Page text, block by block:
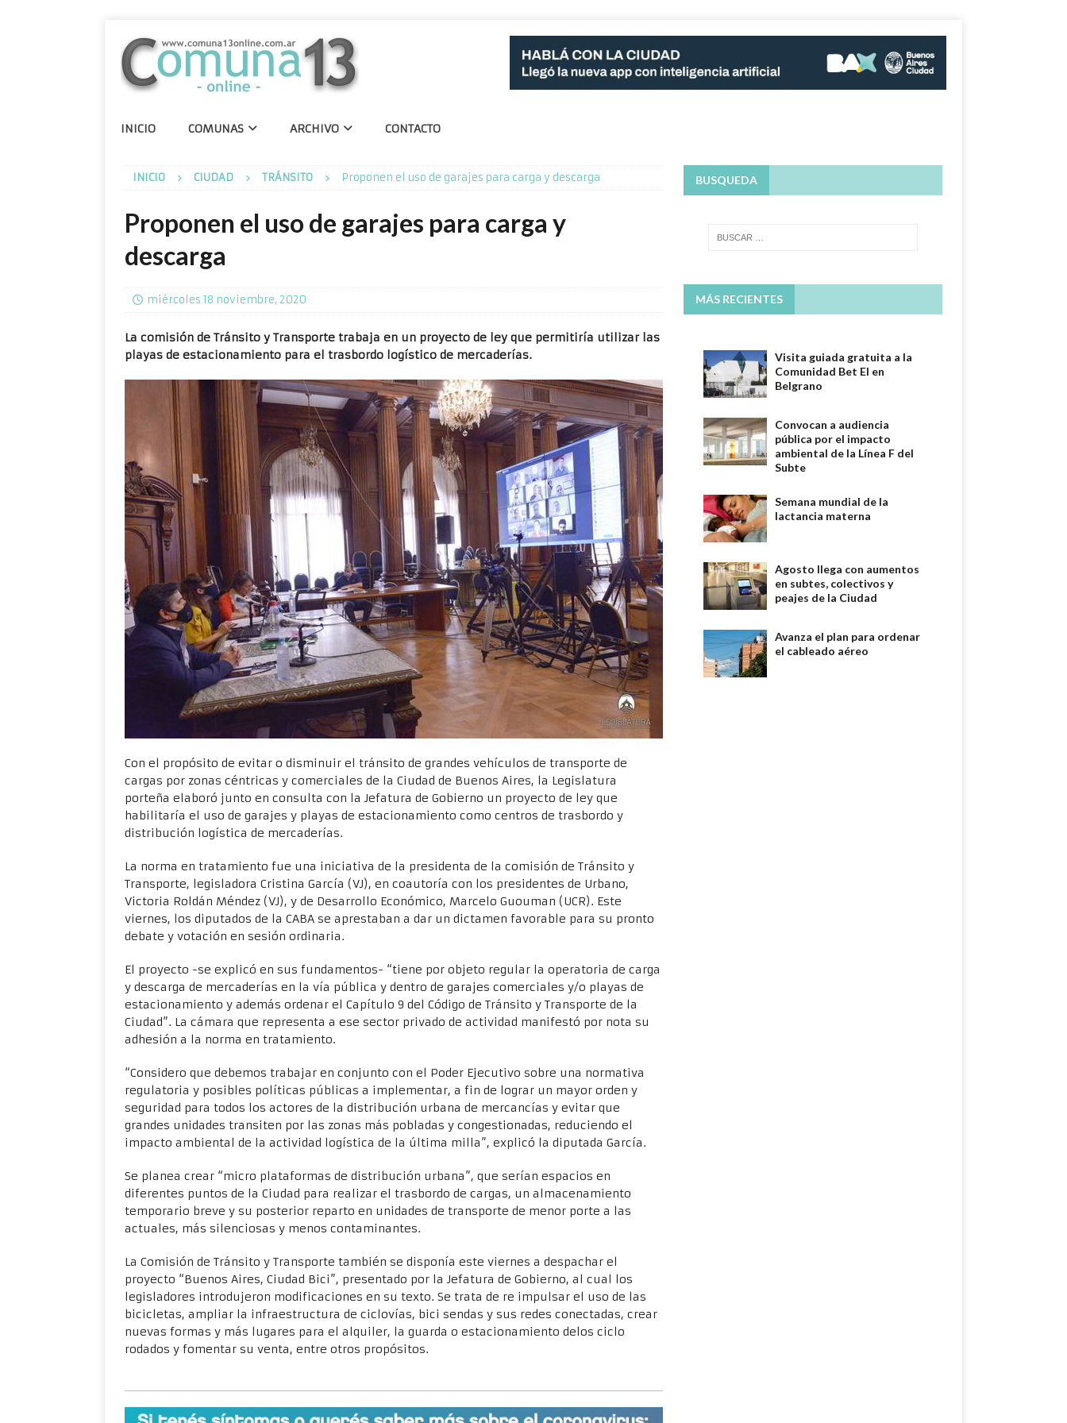
INICIO COMUNAS ARCHIVO CONTACTO
INICIO CIUDAD TRÁNSITO Proponen el uso de garajes para carga y descarga
Proponen el uso de garajes para carga y
descarga
miércoles 18 noviembre, 2020
La comisión de Tránsito y Transporte trabaja en un proyecto de ley que permitiría utilizar las
playas de estacionamiento para el trasbordo logístico de mercaderías.
Con el propósito de evitar o disminuir el tránsito de grandes vehículos de transporte de
cargas por zonas céntricas y comerciales de la Ciudad de Buenos Aires, la Legislatura
porteña elaboró junto en consulta con la Jefatura de Gobierno un proyecto de ley que
habilitaría el uso de garajes y playas de estacionamiento como centros de trasbordo y
distribución logística de mercaderías.
La norma en tratamiento fue una iniciativa de la presidenta de la comisión de Tránsito y
Transporte, legisladora Cristina García (VJ), en coautoría con los presidentes de Urbano,
Victoria Roldán Méndez (VJ), y de Desarrollo Económico, Marcelo Guouman (UCR). Este
viernes, los diputados de la CABA se aprestaban a dar un dictamen favorable para su pronto
debate y votación en sesión ordinaria.
El proyecto -se explicó en sus fundamentos- “tiene por objeto regular la operatoria de carga
y descarga de mercaderías en la vía pública y dentro de garajes comerciales y/o playas de
estacionamiento y además ordenar el Capítulo 9 del Código de Tránsito y Transporte de la
Ciudad”. La cámara que representa a ese sector privado de actividad manifestó por nota su
adhesión a la norma en tratamiento.
“Considero que debemos trabajar en conjunto con el Poder Ejecutivo sobre una normativa
regulatoria y posibles políticas públicas a implementar, a fin de lograr un mayor orden y
seguridad para todos los actores de la distribución urbana de mercancías y evitar que
grandes unidades transiten por las zonas más pobladas y congestionadas, reduciendo el
impacto ambiental de la actividad logística de la última milla”, explicó la diputada García.
Se planea crear “micro plataformas de distribución urbana”, que serían espacios en
diferentes puntos de la Ciudad para realizar el trasbordo de cargas, un almacenamiento
temporario breve y su posterior reparto en unidades de transporte de menor porte a las
actuales, más silenciosas y menos contaminantes.
La Comisión de Tránsito y Transporte también se disponía este viernes a despachar el
proyecto “Buenos Aires, Ciudad Bici”, presentado por la Jefatura de Gobierno, al cual los
legisladores introdujeron modificaciones en su texto. Se trata de re impulsar el uso de las
bicicletas, ampliar la infraestructura de ciclovías, bici sendas y sus redes conectadas, crear
nuevas formas y más lugares para el alquiler, la guarda o estacionamiento delos ciclo
rodados y fomentar su venta, entre otros propósitos.
BUSQUEDA
MÁS RECIENTES
Visita guiada gratuita a la
Comunidad Bet El en
Belgrano
Convocan a audiencia
pública por el impacto
ambiental de la Línea F del
Subte
Semana mundial de la
lactancia materna
Agosto llega con aumentos
en subtes, colectivos y
peajes de la Ciudad
Avanza el plan para ordenar
el cableado aéreo